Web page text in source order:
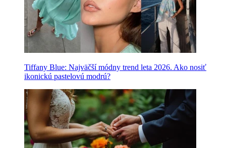
Tiffany Blue: Najväčší módny trend leta 2026. Ako nosiť
ikonickú pastelovú modrú?